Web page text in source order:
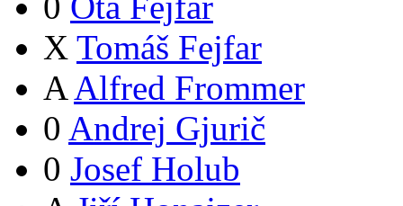
X Tomáš Fejfar
A Alfred Frommer
0 Andrej Gjurič
0 Josef Holub